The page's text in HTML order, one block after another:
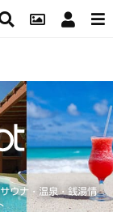
ウナ・温泉・銭湯情